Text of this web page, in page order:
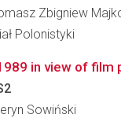
Zbigniew
Polonistyki
in view of
Sowiński